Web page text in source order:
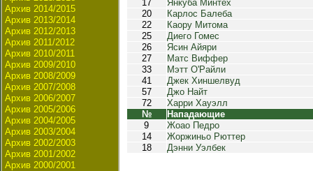
Архив 2014/2015
Архив 2013/2014
Архив 2012/2013
Архив 2011/2012
Архив 2010/2011
Архив 2009/2010
Архив 2008/2009
Архив 2007/2008
Архив 2006/2007
Архив 2005/2006
Архив 2004/2005
Архив 2003/2004
Архив 2002/2003
Архив 2001/2002
Архив 2000/2001
17
Янкуба Минтех
20
Карлос Балеба
22
Каору Митома
25
Диего Гомес
26
Ясин Айяри
27
Матс Виффер
33
Мэтт О'Райли
41
Джек Хиншелвуд
57
Джо Найт
72
Харри Хауэлл
№
Нападающие
9
Жоао Педро
14
Жоржиньо Рюттер
18
Дэнни Уэлбек